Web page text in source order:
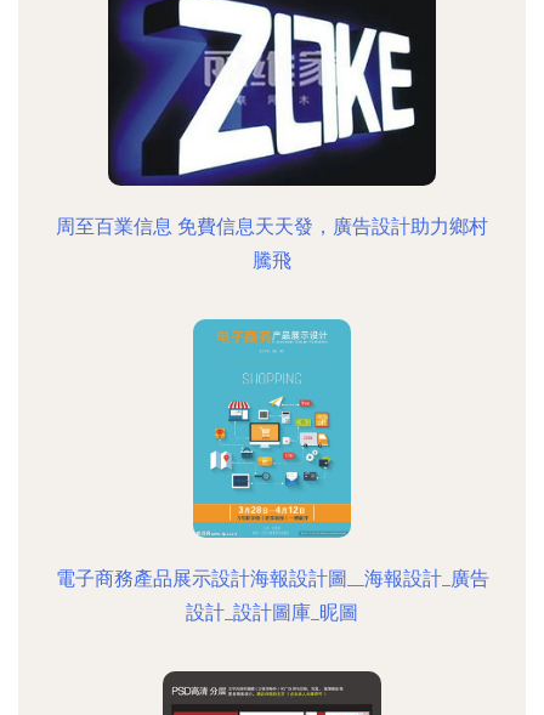
周至百業信息 免費信息天天發，廣告設計助力鄉村
騰飛
電子商務產品展示設計海報設計圖__海報設計_廣告
設計_設計圖庫_昵圖